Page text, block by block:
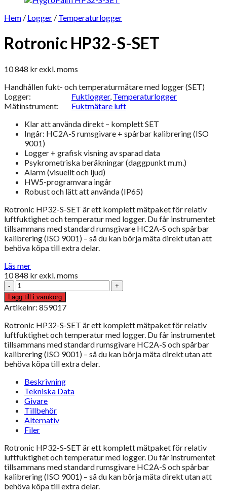
Hem / Logger / Temperaturlogger
Rotronic HP32-S-SET
10 848 krexkl. moms
Handhållen fukt- och temperaturmätare med logger (SET)
Logger:
Fuktlogger, Temperaturlogger
Mätinstrument:
Fuktmätare luft
Klar att använda direkt – komplett SET
Ingår: HC2A-S rumsgivare + spårbar kalibrering (ISO
9001)
Logger + grafisk visning av sparad data
Psykrometriska beräkningar (daggpunkt m.m.)
Alarm (visuellt och ljud)
HW5-programvara ingår
Robust och lätt att använda (IP65)
Rotronic HP32-S-SET är ett komplett mätpaket för relativ
luftfuktighet och temperatur med logger. Du får instrumentet
tillsammans med standard rumsgivare HC2A-S och spårbar
kalibrering (ISO 9001) – så du kan börja mäta direkt utan att
behöva köpa till extra delar.
Läs mer
10 848 krexkl. moms
Rotronic
HP32-
S-
SET
mängd
Lägg till i varukorg
Artikelnr: 859017
Rotronic HP32-S-SET är ett komplett mätpaket för relativ
luftfuktighet och temperatur med logger. Du får instrumentet
tillsammans med standard rumsgivare HC2A-S och spårbar
kalibrering (ISO 9001) – så du kan börja mäta direkt utan att
behöva köpa till extra delar.
Beskrivning
Tekniska Data
Givare
Tillbehör
Alternativ
Filer
Rotronic HP32-S-SET är ett komplett mätpaket för relativ
luftfuktighet och temperatur med logger. Du får instrumentet
tillsammans med standard rumsgivare HC2A-S och spårbar
kalibrering (ISO 9001) – så du kan börja mäta direkt utan att
behöva köpa till extra delar.